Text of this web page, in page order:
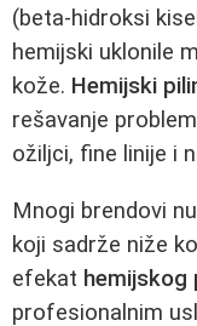
(beta-hidroksi
hemijski uklonile
kože. Hemijski
rešavanje
ožiljci, fine linije i
Mnogi brendovi
koji sadrže niže
efekat hemijskog
profesionalnim